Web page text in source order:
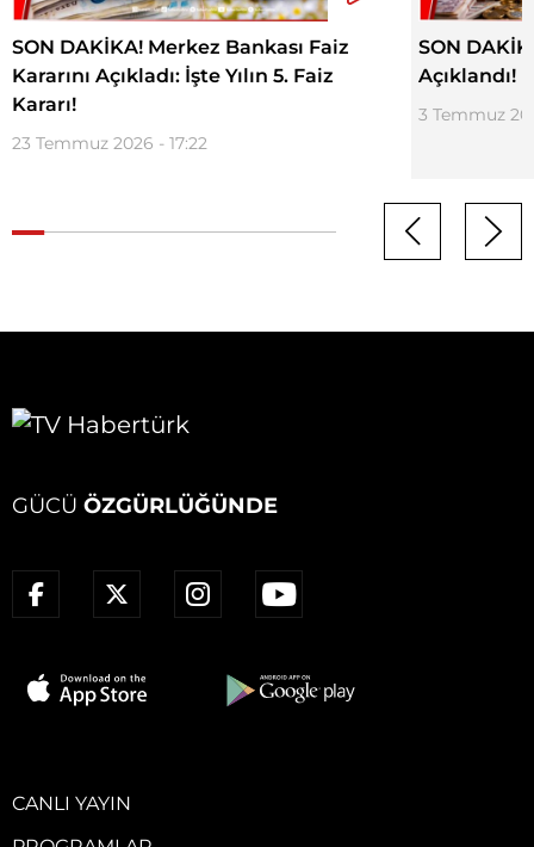
SON DAKİKA! Merkez Bankası Faiz
Kararını Açıkladı: İşte Yılın 5. Faiz
Kararı!
23 Temmuz 2026 - 17:22
SON
Açıklandı!
3 Temmuz
GÜCÜ ÖZGÜRLÜĞÜNDE
CANLI YAYIN